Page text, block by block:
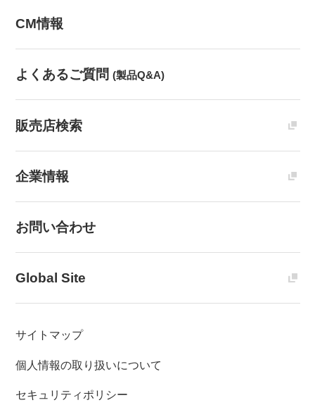
CM情報
よくあるご質問 (製品Q&A)
販売店検索
企業情報
お問い合わせ
Global Site
サイトマップ
個人情報の取り扱いについて
セキュリティポリシー